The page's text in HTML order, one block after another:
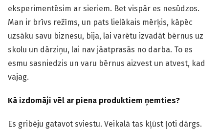
eksperimentēsim ar sieriem. Bet vispār es nesūdzos.
Man ir brīvs režīms, un pats lielākais mērķis, kāpēc
uzsāku savu biznesu, bija, lai varētu izvadāt bērnus uz
skolu un dārziņu, lai nav jāatprasās no darba. To es
esmu sasniedzis un varu bērnus aizvest un atvest, kad
vajag.
Kā izdomāji vēl ar piena produktiem ņemties?
Es gribēju gatavot sviestu. Veikalā tas kļūst ļoti dārgs.